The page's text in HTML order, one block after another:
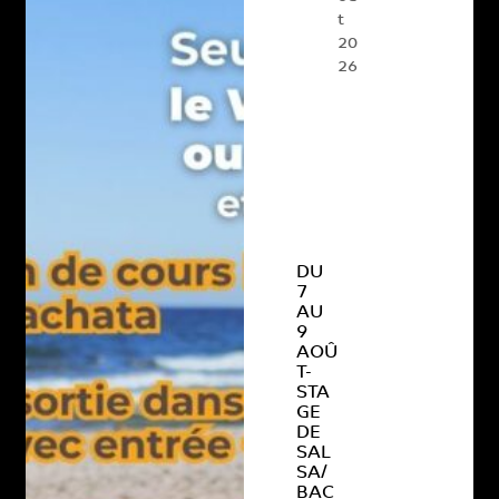
DU
7
AU
9
AOÛ
T-
STA
GE
DE
SAL
SA/
BAC
t
20
26